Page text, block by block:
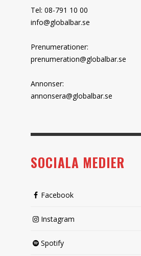
Tel: 08-791 10 00
info@globalbar.se
Prenumerationer:
prenumeration@globalbar.se
Annonser:
annonsera@globalbar.se
SOCIALA MEDIER
Facebook
Instagram
Spotify